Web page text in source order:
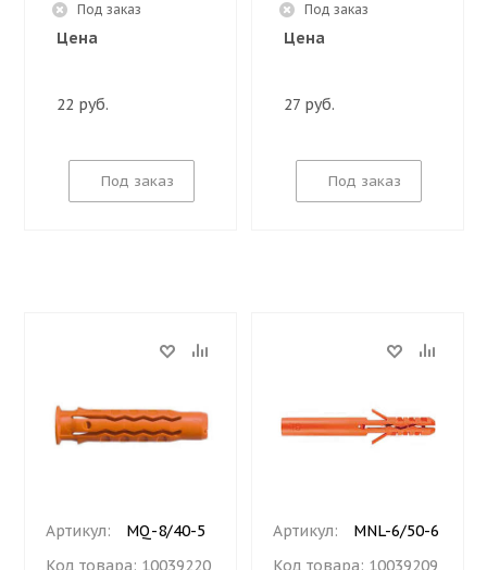
Под заказ
Цена
22 руб.
Под заказ
Под заказ
Цена
27 руб.
Под заказ
Артикул:
MQ-8/40-5
Код товара: 10039220
Артикул:
MNL-6/50-6
Код товара: 10039209